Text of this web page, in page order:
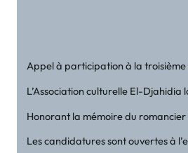
Appel à participation à la
L’Association culturelle El-
Honorant la mémoire du
Les candidatures sont ouvertes à